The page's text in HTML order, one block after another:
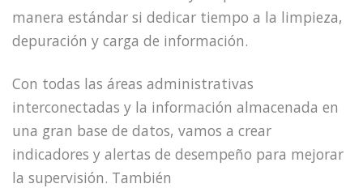
manera estándar si dedicar tiempo a la limpieza,
depuración y carga de información.
Con todas las áreas administrativas
interconectadas y la información almacenada en
una gran base de datos, vamos a crear
indicadores y alertas de desempeño para mejorar
la supervisión. También